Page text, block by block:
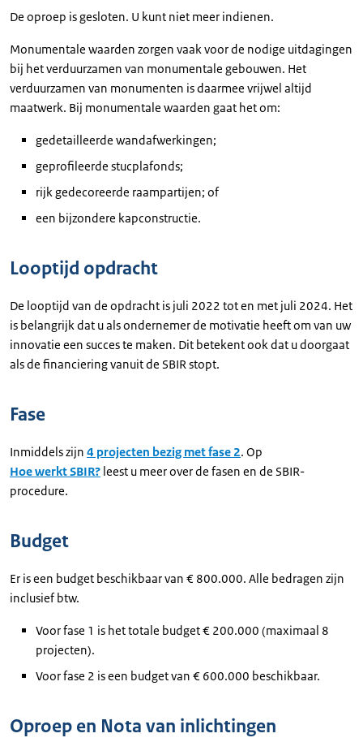
De oproep is gesloten. U kunt niet meer indienen.
Monumentale waarden zorgen vaak voor de nodige uitdagingen
bij het verduurzamen van monumentale gebouwen. Het
verduurzamen van monumenten is daarmee vrijwel altijd
maatwerk. Bij monumentale waarden gaat het om:
gedetailleerde wandafwerkingen;
geprofileerde stucplafonds;
rijk gedecoreerde raampartijen; of
een bijzondere kapconstructie.
Looptijd opdracht
De looptijd van de opdracht is juli 2022 tot en met juli 2024. Het
is belangrijk dat u als ondernemer de motivatie heeft om van uw
innovatie een succes te maken. Dit betekent ook dat u doorgaat
als de financiering vanuit de SBIR stopt.
Fase
Inmiddels zijn 4 projecten bezig met fase 2. Op
Hoe werkt SBIR? leest u meer over de fasen en de SBIR-
procedure.
Budget
Er is een budget beschikbaar van € 800.000. Alle bedragen zijn
inclusief btw.
Voor fase 1 is het totale budget € 200.000 (maximaal 8
projecten).
Voor fase 2 is een budget van € 600.000 beschikbaar.
Oproep en Nota van inlichtingen